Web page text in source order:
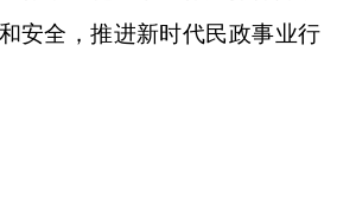
安全，推进新时代民政事业行